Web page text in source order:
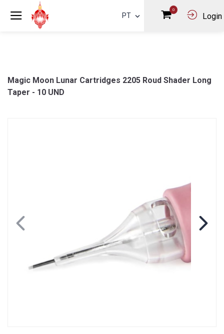
PT
0
Login
Magic Moon Lunar Cartridges 2205 Roud Shader Long
Taper - 10 UND